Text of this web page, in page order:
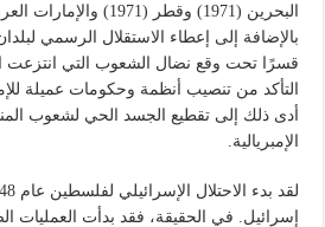
بالإضافة إلى إعطاء الاستقلال الرسمي
قسرًا تحت وقع نضال الشعوب التي انتزعت
التأكد من تنصيب أنظمة وحكومات عميلة
أدى ذلك إلى تقطيع الجسد الحي لشعوب
الإمبريالية.
إسرائيل. في الحقيقة، فقد بدأت العمليات